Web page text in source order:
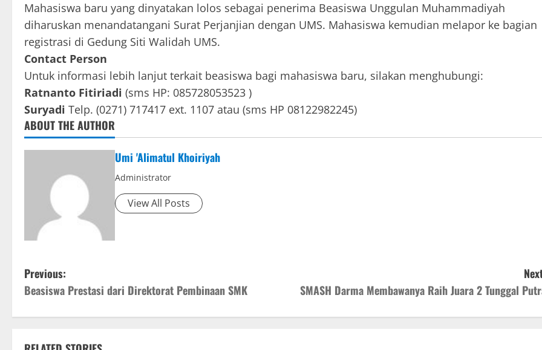
Mahasiswa baru yang dinyatakan lolos sebagai penerima Beasiswa Unggulan Muhammadiyah
diharuskan menandatangani Surat Perjanjian dengan UMS. Mahasiswa kemudian melapor ke bagian
registrasi di Gedung Siti Walidah UMS.
Contact Person
Untuk informasi lebih lanjut terkait beasiswa bagi mahasiswa baru, silakan menghubungi:
Ratnanto Fitiriadi (sms HP: 085728053523 )
Suryadi Telp. (0271) 717417 ext. 1107 atau (sms HP 08122982245)
ABOUT THE AUTHOR
Umi 'Alimatul Khoiriyah
Administrator
View All Posts
P
o
s
Previous:
Beasiswa Prestasi dari Direktorat Pembinaan SMK
SMASH Darma Membawanya Raih Juara 2 Tunggal